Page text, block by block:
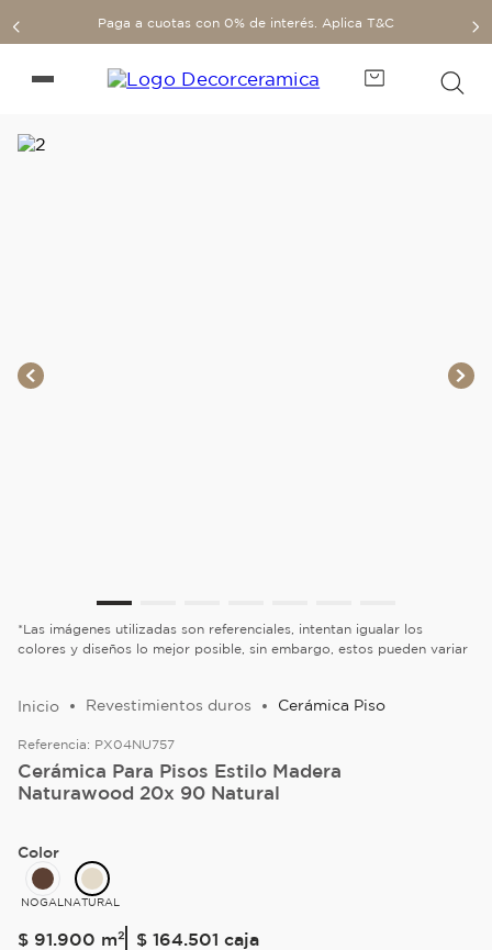
Paga a cuotas con 0% de interés. Aplica T&C
*Las imágenes utilizadas son referenciales, intentan igualar los
colores y diseños lo mejor posible, sin embargo, estos pueden variar
Revestimientos duros Cerámica Piso
Referencia: PX04NU757
Cerámica Para Pisos Estilo Madera
Naturawood 20x 90 Natural
Color
NOGAL NATURAL
$ 91.900 m² $ 164.501 caja